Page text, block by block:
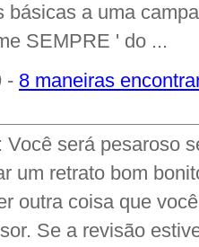
básicas a uma
SEMPRE ' do ...
- 8 maneiras
será pesaroso
um retrato bom
outra coisa que
Se a revisão